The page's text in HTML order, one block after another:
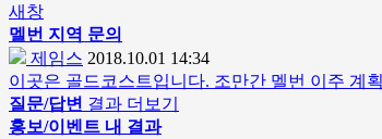
새창
멜번 지역 문의
제임스 2018.10.01 14:34
이곳은 골드코스트입니다. 조만간 멜번 이주 계
질문/답변 결과 더보기
홍보/이벤트 내 결과